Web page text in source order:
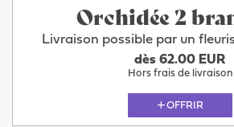
Orchidée 2
Livraison possible par un
dès 62.00 EUR
Hors frais de livraison
OFFRIR